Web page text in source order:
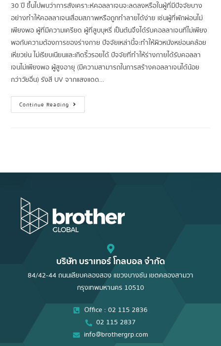
30 ปี ขึ้นไปพบว่าการสังเคราะห์คอลลาเจนจะลดลงหรือในผู้ที่มีปัจจัยบาง
อย่างทำให้คอลลาเจนเสื่อมสภาพหรือถูกทำลายได้ง่าย เช่นผู้ที่พักผ่อนไม่
เพียงพอ ผู้ที่มีความเครียด ผู้ที่สูบบุหรี่ เป็นต้นจึงได้รับคอลลาเจนที่ไม่เพียง
พอกับความต้องการของร่างกาย ปัจจัยเหล่านี้จะทำให้ผิวหนังหย่อนคล้อย
เหี่ยวย่น ไม่เรียบเนียนและเกิดริ้วรอยได้ ปัจจัยที่ทำให้ร่างกายได้รับคอลลา
เจนไม่เพียงพอ ผู้สูงอายุ (มีความสามารถในการสร้างคอลลาเจนได้น้อย
กว่าวัยอื่น) รังสี UV จากแสงแดด…
Continue Reading
บริษัท บราเทอร์ โกลบอล จำกัด
84/42-44 ถนนเลียบคลองสอง แขวงบางชัน เขตคลองสามวา
กรุงเทพมหานคร 10510
Office : 02 115 2836
02 115 2837
info@brothergrp.com